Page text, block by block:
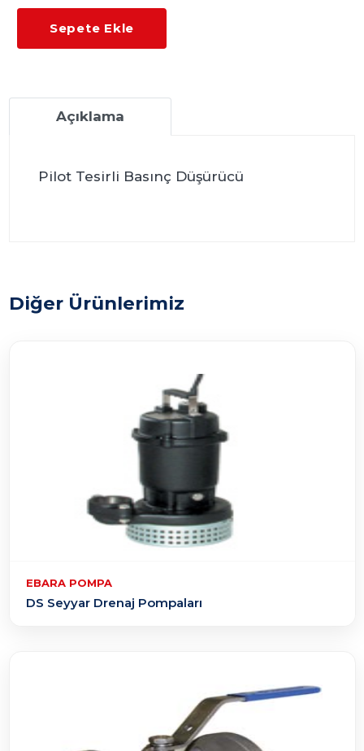
Sepete Ekle
Açıklama
Pilot Tesirli Basınç Düşürücü
Diğer Ürünlerimiz
EBARA POMPA
DS Seyyar Drenaj Pompaları